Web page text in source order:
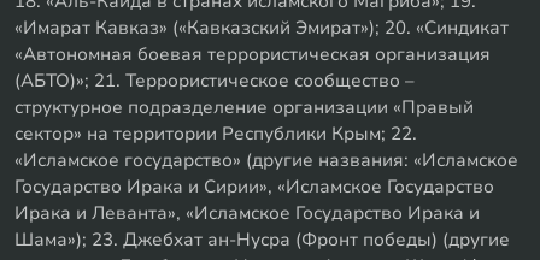
«Имарат Кавказ» («Кавказский Эмират»); 20. «Синдикат
«Автономная боевая террористическая организация
(АБТО)»; 21. Террористическое сообщество –
структурное подразделение организации «Правый
сектор» на территории Республики Крым; 22.
«Исламское государство» (другие названия: «Исламское
Государство Ирака и Сирии», «Исламское Государство
Ирака и Леванта», «Исламское Государство Ирака и
Шама»); 23. Джебхат ан-Нусра (Фронт победы) (другие